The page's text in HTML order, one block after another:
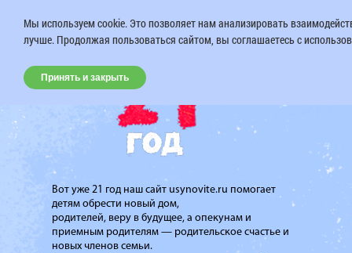
Вот уже 21 год наш сайт usynovite.ru помогает
детям обрести новый дом,
родителей, веру в будущее, а опекунам и
приемным родителям — родительское счастье и
новых членов семьи.
Мы используем cookie. Это позволяет нам анализировать
лучше. Продолжая пользоваться сайтом, вы соглашаетесь с
Принять и закрыть